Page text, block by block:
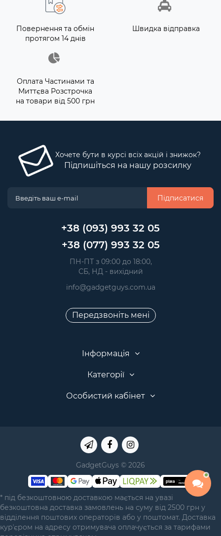
Повернення та обмін
протягом 14 днів
Швидка відправка
Оплата Частинами та
Миттєва Розстрочка
на товари від 500 грн
Хочете бути в курсі всіх акцій і знижок?
Підпишіться на нашу розсилку
Підписатися
+38 (093) 993 32 05
+38 (077) 993 32 05
ПН-ПТ з 09:00 до 18:00,
СБ, НД - вихідний
info@gadgetguys.com.ua
Передзвоніть мені
Інформація
Категорії
Особистий кабінет
GadgetGuys © 2026
* під безкоштовною доставкою мається на увазі
безкоштовна доставка замовлень на суму від 2500 грн у
відділення поштових операторів або у поштомат. Доставка
курʼєром на адресу отримувача оплачується за тарифами